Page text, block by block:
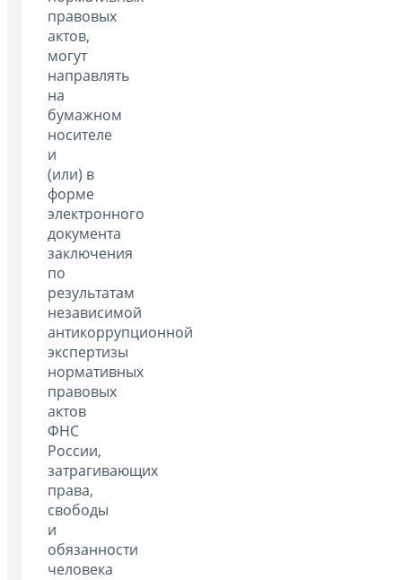
правовых
актов,
могут
направлять
на
бумажном
носителе
и
(или) в
форме
электронного
документа
заключения
по
результатам
независимой
антикоррупционной
экспертизы
нормативных
правовых
актов
ФНС
России,
затрагивающих
права,
свободы
и
обязанности
человека